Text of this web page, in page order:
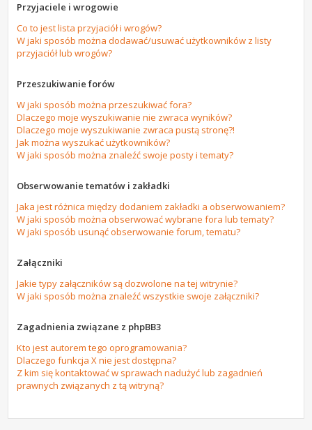
Przyjaciele i wrogowie
Co to jest lista przyjaciół i wrogów?
W jaki sposób można dodawać/usuwać użytkowników z listy
przyjaciół lub wrogów?
Przeszukiwanie forów
W jaki sposób można przeszukiwać fora?
Dlaczego moje wyszukiwanie nie zwraca wyników?
Dlaczego moje wyszukiwanie zwraca pustą stronę?!
Jak można wyszukać użytkowników?
W jaki sposób można znaleźć swoje posty i tematy?
Obserwowanie tematów i zakładki
Jaka jest różnica między dodaniem zakładki a obserwowaniem?
W jaki sposób można obserwować wybrane fora lub tematy?
W jaki sposób usunąć obserwowanie forum, tematu?
Załączniki
Jakie typy załączników są dozwolone na tej witrynie?
W jaki sposób można znaleźć wszystkie swoje załączniki?
Zagadnienia związane z phpBB3
Kto jest autorem tego oprogramowania?
Dlaczego funkcja X nie jest dostępna?
Z kim się kontaktować w sprawach nadużyć lub zagadnień
prawnych związanych z tą witryną?